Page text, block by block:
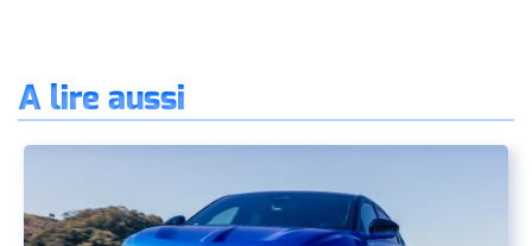
À lire aussi